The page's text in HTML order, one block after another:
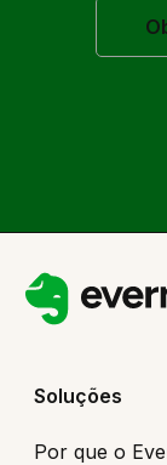
Soluções
Por que o